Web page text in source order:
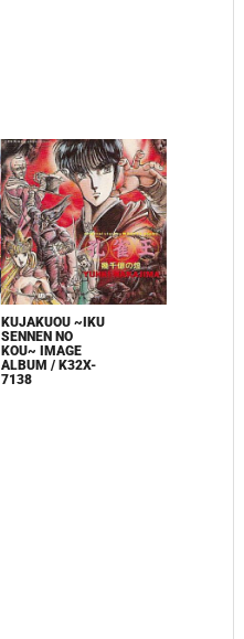
KUJAKUOU ~IKU
SENNEN NO
KOU~ IMAGE
ALBUM / K32X-
7138